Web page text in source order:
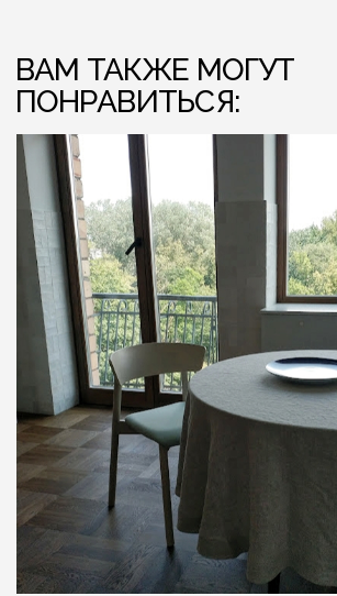
ЛЁН ЛЮБІЦЬ ЦЯБЕ — ТО ЎЗАЕМНА
ГОТОВЫ ОБСУДИТЬ ЗАКАЗ?
Свяжитесь с нами любым удобным вам
способом, или заполните форму и мы
перезвоним вам для обсуждения деталей
{ КОНТАКТЫ }